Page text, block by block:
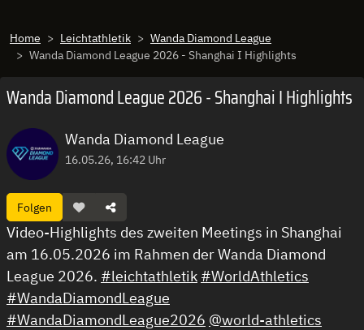
Home Leichtathletik
Wanda Diamond League
Wanda Diamond League 2026 - Shanghai I Highlights
Wanda Diamond League 2026 - Shanghai I Highlights
Wanda Diamond League
16.05.26, 16:42 Uhr
Folgen
Video-Highlights des zweiten Meetings in Shanghai
am 16.05.2026 im Rahmen der Wanda Diamond
League 2026. #leichtathletik #WorldAthletics
#WandaDiamondLeague
#WandaDiamondLeague2026 @world-athletics